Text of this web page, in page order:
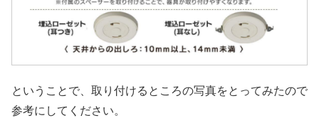
ということで、取り付けるところの写真をとってみたので
参考にしてください。